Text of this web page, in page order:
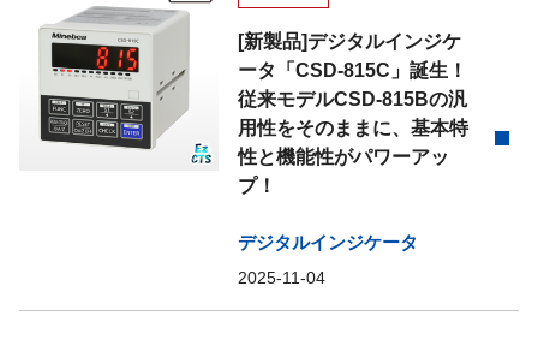
[新製品]デジタルインジケ
ータ「CSD-815C」誕生！
従来モデルCSD-815Bの汎
用性をそのままに、基本特
性と機能性がパワーアッ
プ！
デジタルインジケータ
2025-11-04